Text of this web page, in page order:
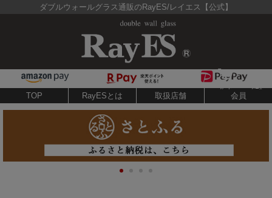
ダブルウォールグラス通販のRayES/レイエス【公式】
TOP RayESとは 取扱店舗 会員